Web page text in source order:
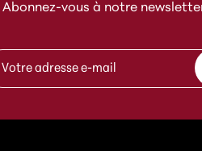
Abonnez-vous à notre
a
l
A
d
r
s